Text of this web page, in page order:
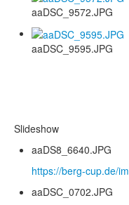
aaDSC_9572.JPG
aaDSC_9595.JPG
Slideshow
aaDS8_6640.JPG
https://berg-cup.de/
aaDSC_0702.JPG